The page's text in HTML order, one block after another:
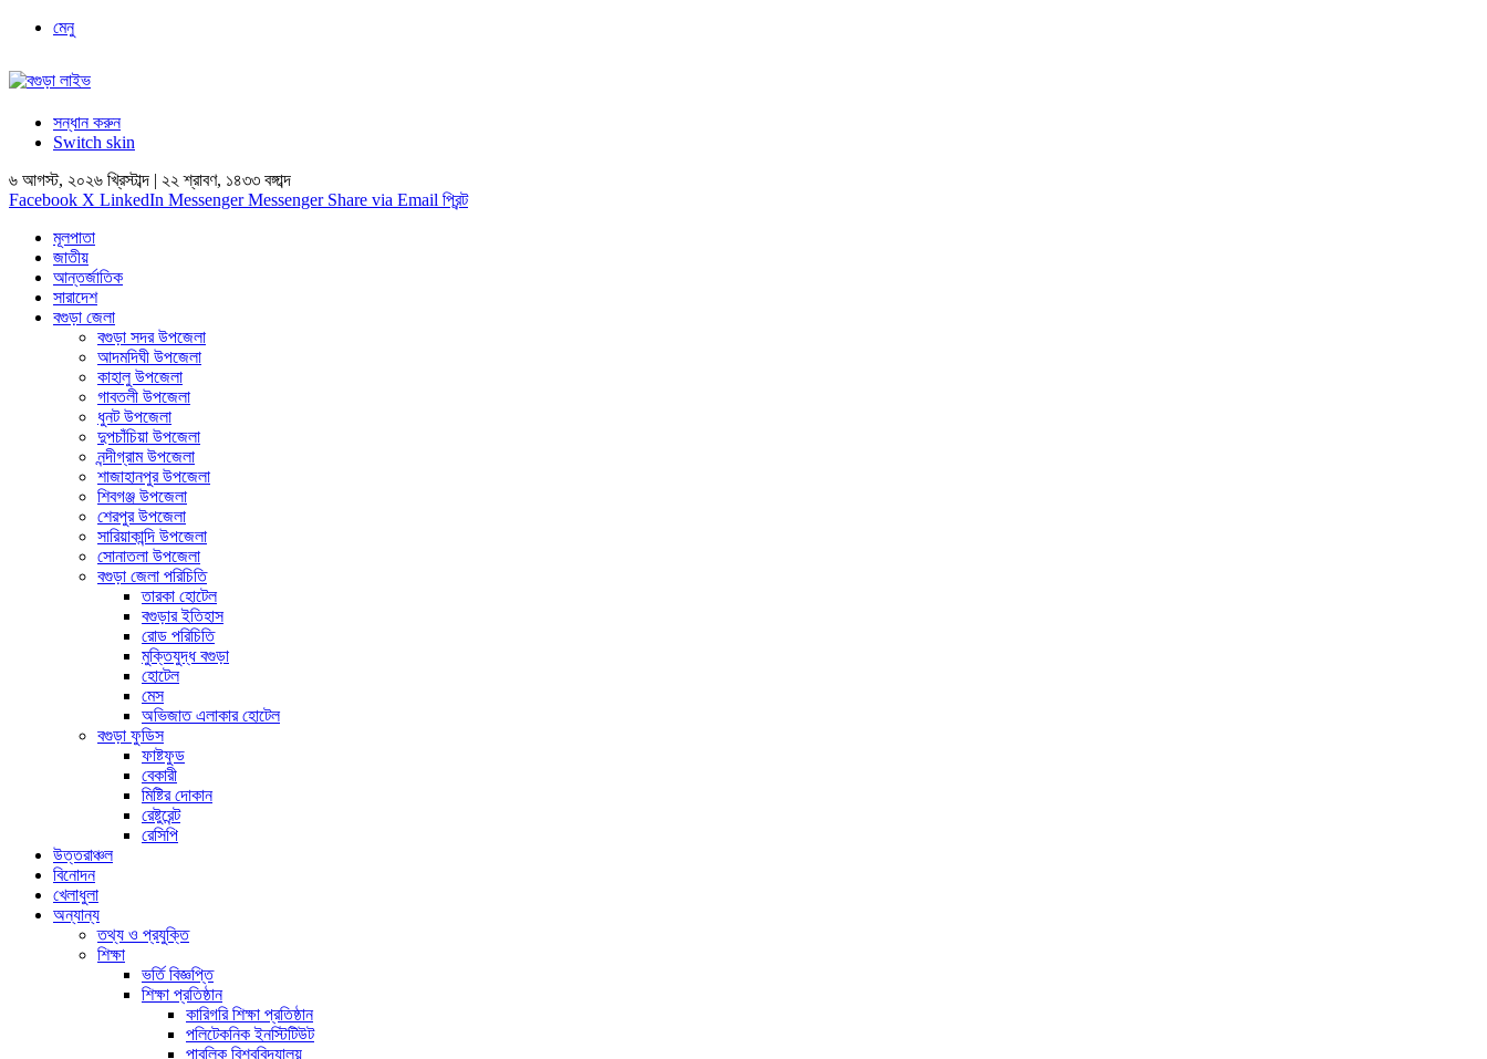
মেনু
সন্ধান করুন
Switch skin
৬ আগস্ট, ২০২৬ খ্রিস্টাব্দ | ২২ শ্রাবণ, ১৪৩৩ বঙ্গাব্দ
Facebook X LinkedIn Messenger Messenger Share via Email প্রিন্ট
মূলপাতা
জাতীয়
আন্তর্জাতিক
সারাদেশ
বগুড়া জেলা
বগুড়া সদর উপজেলা
আদমদিঘী উপজেলা
কাহালু উপজেলা
গাবতলী উপজেলা
ধুনট উপজেলা
দুপচাঁচিয়া উপজেলা
নন্দীগ্রাম উপজেলা
শাজাহানপুর উপজেলা
শিবগঞ্জ উপজেলা
শেরপুর উপজেলা
সারিয়াকান্দি উপজেলা
সোনাতলা উপজেলা
বগুড়া জেলা পরিচিতি
তারকা হোটেল
বগুড়ার ইতিহাস
রোড পরিচিতি
মুক্তিযুদ্ধ বগুড়া
হোটেল
মেস
অভিজাত এলাকার হোটেল
বগুড়া ফুডিস
ফাষ্টফুড
বেকারী
মিষ্টির দোকান
রেষ্টুরেন্ট
রেসিপি
উত্তরাঞ্চল
বিনোদন
খেলাধুলা
অন্যান্য
তথ্য ও প্রযুক্তি
শিক্ষা
ভর্তি বিজ্ঞপ্তি
শিক্ষা প্রতিষ্ঠান
কারিগরি শিক্ষা প্রতিষ্ঠান
পলিটেকনিক ইনস্টিটিউট
পাবলিক বিশ্ববিদ্যালয়